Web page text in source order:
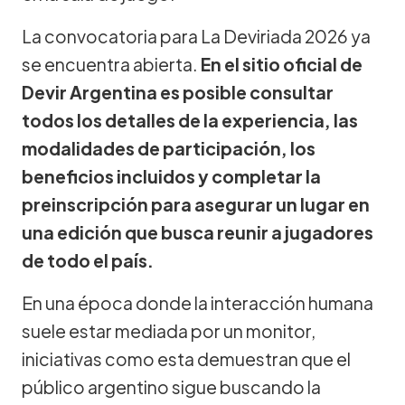
La convocatoria para La Deviriada 2026 ya
se encuentra abierta. En el sitio oficial de
Devir Argentina es posible consultar
todos los detalles de la experiencia, las
modalidades de participación, los
beneficios incluidos y completar la
preinscripción para asegurar un lugar en
una edición que busca reunir a jugadores
de todo el país.
En una época donde la interacción humana
suele estar mediada por un monitor,
iniciativas como esta demuestran que el
público argentino sigue buscando la